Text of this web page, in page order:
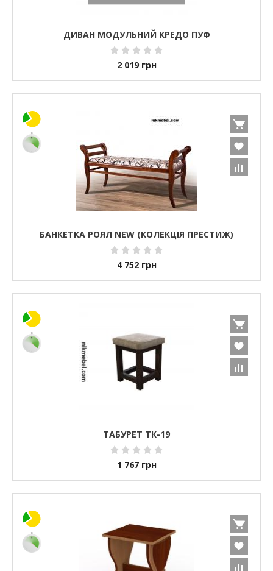
ДИВАН МОДУЛЬНИЙ КРЕДО ПУФ
2 019 грн
БАНКЕТКА РОЯЛ NEW (КОЛЕКЦІЯ ПРЕСТИЖ)
4 752 грн
ТАБУРЕТ ТК-19
1 767 грн